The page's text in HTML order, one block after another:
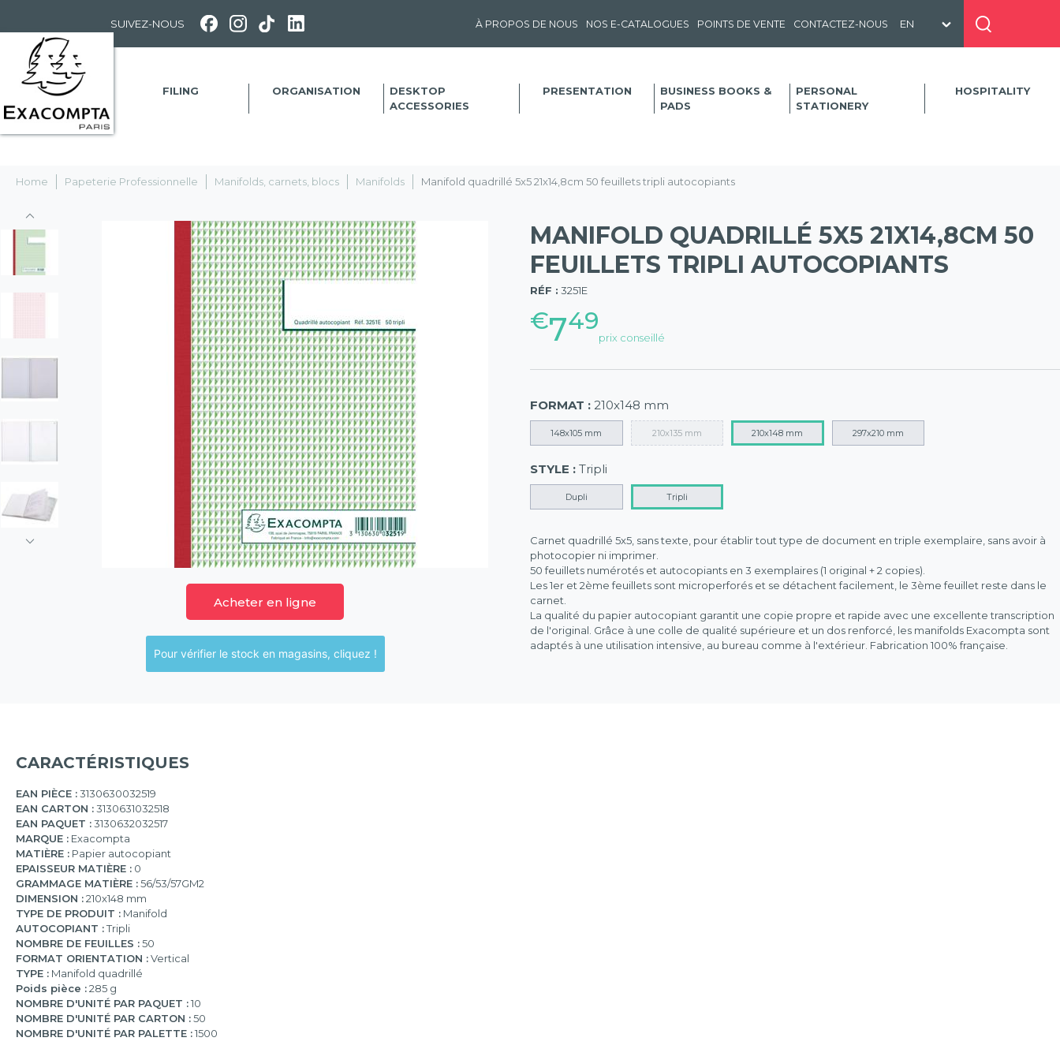
SUIVEZ-NOUS À PROPOS DE NOUS NOS E-CATALOGUES POINTS DE VENTE CONTACTEZ-NOUS
FILING ORGANISATION
DESKTOP
ACCESSORIES
PRESENTATION
BUSINESS BOOKS &
PADS
PERSONAL
STATIONERY
HOSPITALITY
Home Papeterie Professionnelle Manifolds, carnets, blocs Manifolds Manifold quadrillé 5x5 21x14,8cm 50 feuillets tripli autocopiants
Acheter en ligne
Pour vérifier le stock en magasins, cliquez !
MANIFOLD QUADRILLÉ 5X5 21X14,8CM 50
FEUILLETS TRIPLI AUTOCOPIANTS
RÉF : 3251E
€749
prix conseillé
(57)
FORMAT : 210x148 mm
148x105 mm 210x135 mm 210x148 mm 297x210 mm
STYLE : Tripli
Dupli Tripli
Carnet quadrillé 5x5, sans texte, pour établir tout type de document en triple exemplaire, sans avoir à
photocopier ni imprimer.
50 feuillets numérotés et autocopiants en 3 exemplaires (1 original + 2 copies).
Les 1er et 2ème feuillets sont microperforés et se détachent facilement, le 3ème feuillet reste dans le
carnet.
La qualité du papier autocopiant garantit une copie propre et rapide avec une excellente transcription
de l'original. Grâce à une colle de qualité supérieure et un dos renforcé, les manifolds Exacompta sont
adaptés à une utilisation intensive, au bureau comme à l'extérieur. Fabrication 100% française.
CARACTÉRISTIQUES
EAN PIÈCE :3130630032519
EAN CARTON :3130631032518
EAN PAQUET :3130632032517
MARQUE : Exacompta
MATIÈRE : Papier autocopiant
EPAISSEUR MATIÈRE : 0
GRAMMAGE MATIÈRE :56/53/57GM2
DIMENSION :210x148 mm
TYPE DE PRODUIT : Manifold
AUTOCOPIANT :Tripli
NOMBRE DE FEUILLES :50
FORMAT ORIENTATION :Vertical
TYPE : Manifold quadrillé
Poids pièce :285 g
NOMBRE D'UNITÉ PAR PAQUET :10
NOMBRE D'UNITÉ PAR CARTON :50
NOMBRE D'UNITÉ PAR PALETTE :1500